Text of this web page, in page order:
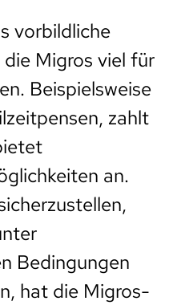
vorbildliche
Migros viel für
Beispielsweise
zahlt
an.
Bedingungen
hat die Migros-